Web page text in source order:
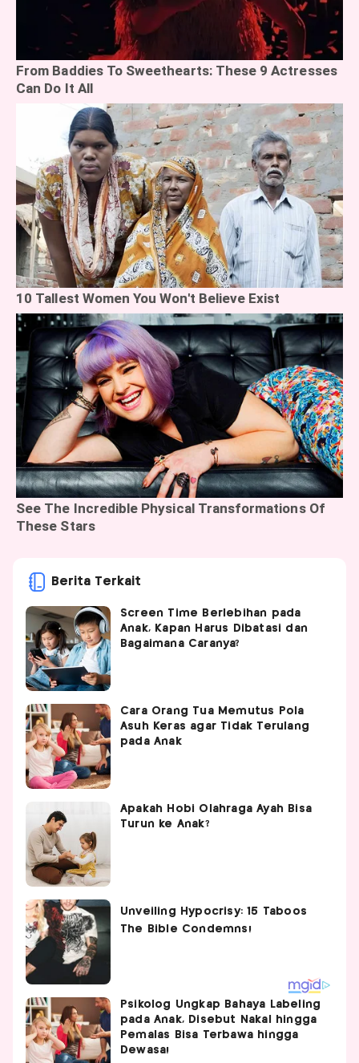
Berita Terkait
Screen Time Berlebihan pada
Anak, Kapan Harus Dibatasi dan
Bagaimana Caranya?
Cara Orang Tua Memutus Pola
Asuh Keras agar Tidak Terulang
pada Anak
Apakah Hobi Olahraga Ayah Bisa
Turun ke Anak?
Psikolog Ungkap Bahaya Labeling
pada Anak, Disebut Nakal hingga
Pemalas Bisa Terbawa hingga
Dewasa!